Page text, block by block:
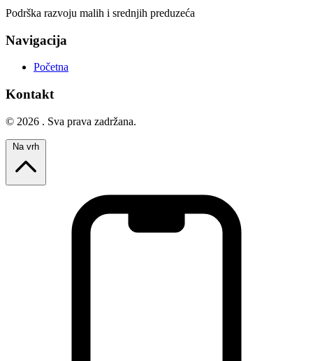
Podrška razvoju malih i srednjih preduzeća
Navigacija
Početna
Kontakt
© 2026 . Sva prava zadržana.